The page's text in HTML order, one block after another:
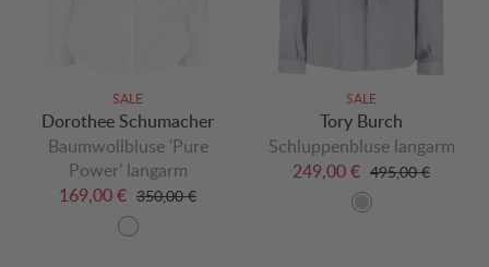
SALE
Dorothee Schumacher
Baumwollbluse 'Pure
Power' langarm
169,00 € 350,00 €
SALE
Tory Burch
Schluppenbluse langarm
249,00 € 495,00 €